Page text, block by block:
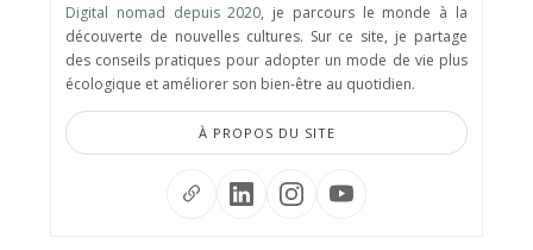
Digital nomad depuis 2020, je parcours le monde à la
découverte de nouvelles cultures. Sur ce site, je partage
des conseils pratiques pour adopter un mode de vie plus
écologique et améliorer son bien-être au quotidien.
À PROPOS DU SITE